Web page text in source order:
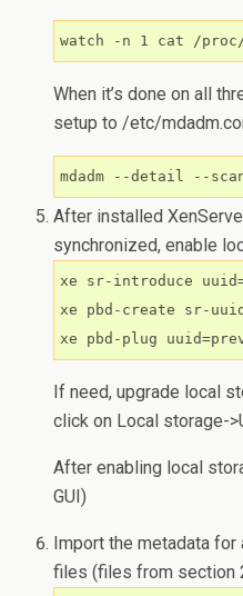
watch -n 1 cat /proc/
When it’s done on all
setup to /etc/
mdadm --detail --
After installed
synchronized, enable
xe sr-introduce
xe pbd-create sr-
If need, upgrade local
click on Local storage-
After enabling local
GUI)
Import the metadata
files (files from section